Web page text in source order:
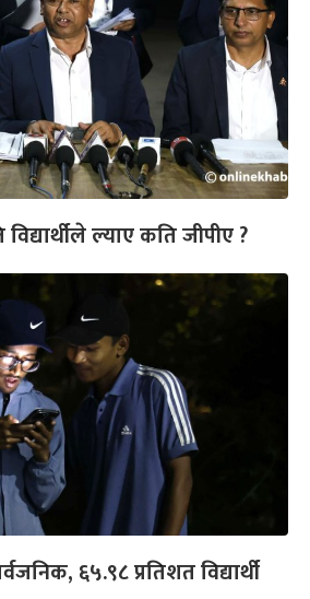
ल्याए कति जीपीए ?
६५.९८ प्रतिशत विद्यार्थी